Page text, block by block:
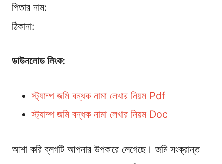
পিতার নাম:
ঠিকানা:
ডাউনলোড লিংক:
স্ট্যাম্প জমি বন্ধক নামা লেখার নিয়ম Pdf
স্ট্যাম্প জমি বন্ধক নামা লেখার নিয়ম Doc
আশা করি ব্লগটি আপনার উপকারে লেগেছে। জমি সংক্রান্ত